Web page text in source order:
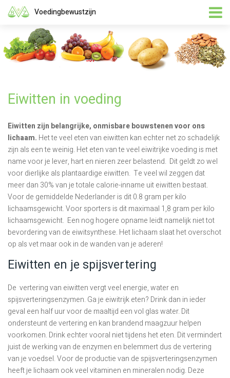
Voedingbewustzijn
Eiwitten in voeding
Eiwitten zijn belangrijke, onmisbare bouwstenen voor ons
lichaam. Het te veel eten van eiwitten kan echter net zo schadelijk
zijn als een te weinig. Het eten van te veel eiwitrijke voeding is met
name voor je lever, hart en nieren zeer belastend. Dit geldt zo wel
voor dierlijke als plantaardige eiwitten. Te veel wil zeggen dat
meer dan 30% van je totale calorie-inname uit eiwitten bestaat.
Voor de gemiddelde Nederlander is dit 0.8 gram per kilo
lichaamsgewicht. Voor sporters is dit maximaal 1,8 gram per kilo
lichaamsgewicht. Een nog hogere opname leidt namelijk niet tot
bevordering van de eiwitsynthese. Het lichaam slaat het overschot
op als vet maar ook in de wanden van je aderen!
Eiwitten en je spijsvertering
De vertering van eiwitten vergt veel energie, water en
spijsverteringsenzymen. Ga je eiwitrijk eten? Drink dan in ieder
geval een half uur voor de maaltijd een vol glas water. Dit
ondersteunt de vertering en kan brandend maagzuur helpen
voorkomen. Drink echter vooral niet tijdens het eten. Dit vermindert
juist de werking van de enzymen en belemmert dus de vertering
van je voedsel. Voor de productie van de spijsverteringsenzymen
heeft je lichaam ook veel vitaminen en mineralen nodig. Deze